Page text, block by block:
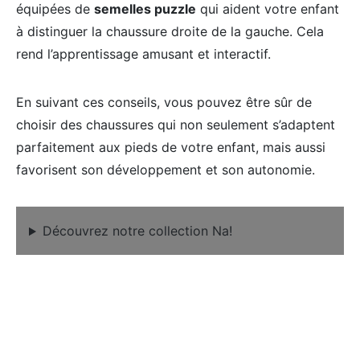
équipées de semelles puzzle qui aident votre enfant
à distinguer la chaussure droite de la gauche. Cela
rend l’apprentissage amusant et interactif.
En suivant ces conseils, vous pouvez être sûr de
choisir des chaussures qui non seulement s’adaptent
parfaitement aux pieds de votre enfant, mais aussi
favorisent son développement et son autonomie.
Découvrez notre collection Na!